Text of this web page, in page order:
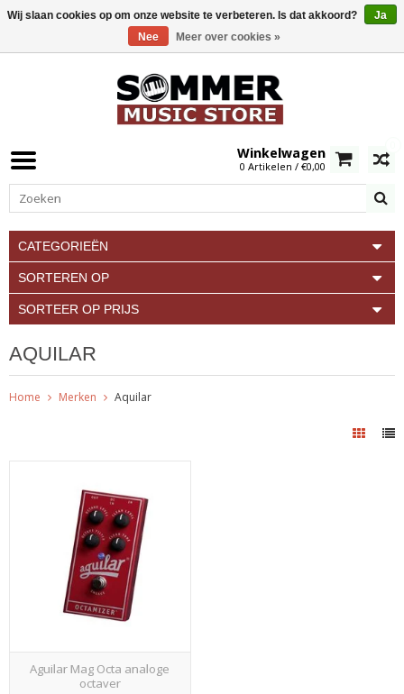
Winkelwagen
0 Artikelen / €0,00
CATEGORIEËN
SORTEREN OP
SORTEER OP PRIJS
AQUILAR
Home Merken Aquilar
Aguilar Mag Octa analoge
octaver
Wij slaan cookies op om onze website te verbeteren. Is dat akkoord?
Ja
Nee
Meer over cookies »